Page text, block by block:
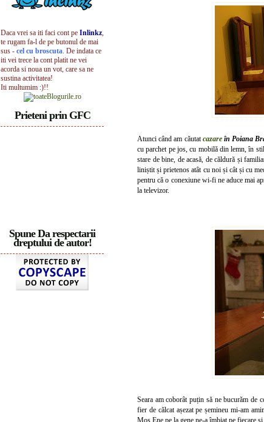
Atunci când am căutatcazareîn Poiana
cu parchet pe jos, cu mobilă din lemn, în
stare de bine, de acasă, de căldură și
liniștit și prietenos atât cu noi și cât și cu
pentru că o conexiune wi-fi ne aduce mai
la televizor.
Seara am coborât puțin să ne bucurăm
fier de călcat așezat pe șemineu mi-am
Moș Ene pe la gene ne-a îmbiat pe fiecare
Daca vrei sa iti faci cont pe Inlinkz,
te rugam fa-l de pe butonul de mai
sus - cel cu broscuta. De indata ce
iti vei trece la cont platit ne vei
acorda si noua un vot, care sa ne
sustina activitatea!
Iti multumim :)!!
Prieteni prin GFC
Spune Da respectarii
dreptului de autor!